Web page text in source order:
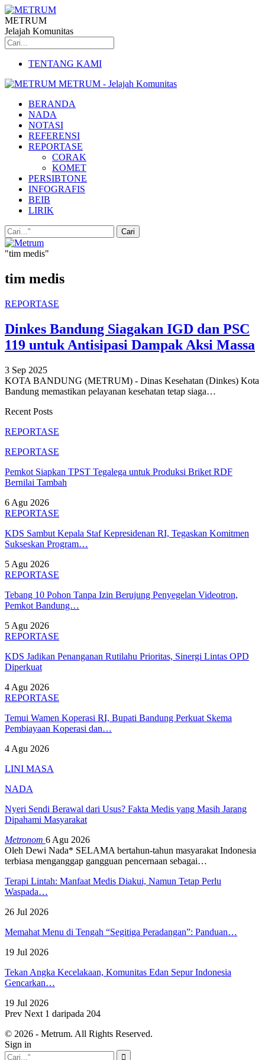
METRUM
Jelajah Komunitas
TENTANG KAMI
METRUM - Jelajah Komunitas
BERANDA
NADA
NOTASI
REFERENSI
REPORTASE
CORAK
KOMET
PERSIBTONE
INFOGRAFIS
BEIB
LIRIK
"tim medis"
tim medis
REPORTASE
Dinkes Bandung Siagakan IGD dan PSC
119 untuk Antisipasi Dampak Aksi Massa
3 Sep 2025
KOTA BANDUNG (METRUM) - Dinas Kesehatan (Dinkes) Kota
Bandung memastikan pelayanan kesehatan tetap siaga…
Recent Posts
REPORTASE
REPORTASE
Pemkot Siapkan TPST Tegalega untuk Produksi Briket RDF
Bernilai Tambah
6 Agu 2026
REPORTASE
KDS Sambut Kepala Staf Kepresidenan RI, Tegaskan Komitmen
Sukseskan Program…
5 Agu 2026
REPORTASE
Tebang 10 Pohon Tanpa Izin Berujung Penyegelan Videotron,
Pemkot Bandung…
5 Agu 2026
REPORTASE
KDS Jadikan Penanganan Rutilahu Prioritas, Sinergi Lintas OPD
Diperkuat
4 Agu 2026
REPORTASE
Temui Wamen Koperasi RI, Bupati Bandung Perkuat Skema
Pembiayaan Koperasi dan…
4 Agu 2026
LINI MASA
NADA
Nyeri Sendi Berawal dari Usus? Fakta Medis yang Masih Jarang
Dipahami Masyarakat
Metronom 6 Agu 2026
Oleh Dewi Nada* SELAMA bertahun-tahun masyarakat Indonesia
terbiasa menganggap gangguan pencernaan sebagai…
Terapi Lintah: Manfaat Medis Diakui, Namun Tetap Perlu
Waspada…
26 Jul 2026
Memahat Menu di Tengah “Segitiga Peradangan”: Panduan…
19 Jul 2026
Tekan Angka Kecelakaan, Komunitas Edan Sepur Indonesia
Gencarkan…
19 Jul 2026
Prev Next 1 daripada 204
© 2026 - Metrum. All Rights Reserved.
Sign in